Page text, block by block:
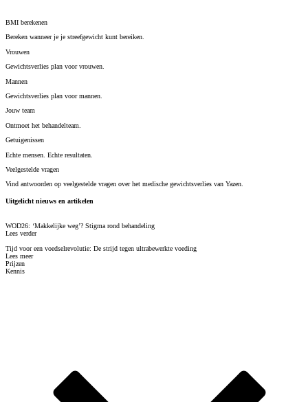
BMI berekenen
Bereken wanneer je je streefgewicht kunt bereiken.
Vrouwen
Gewichtsverlies plan voor vrouwen.
Mannen
Gewichtsverlies plan voor mannen.
Jouw team
Ontmoet het behandelteam.
Getuigenissen
Echte mensen. Echte resultaten.
Veelgestelde vragen
Vind antwoorden op veelgestelde vragen over het medische gewichtsverlies van Yazen.
Uitgelicht nieuws en artikelen
WOD26: ‘Makkelijke weg’? Stigma rond behandeling
Lees verder
Tijd voor een voedselrevolutie: De strijd tegen ultrabewerkte voeding
Lees meer
Prijzen
Kennis